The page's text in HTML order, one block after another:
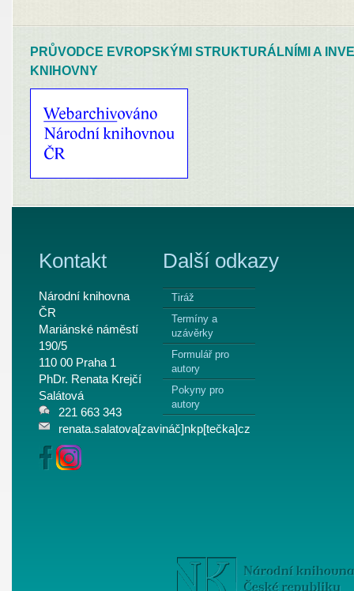
PRŮVODCE EVROPSKÝMI STRUKTURÁLNÍMI A
KNIHOVNY
Kontakt
Národní knihovna
ČR
Mariánské náměstí
190/5
110 00 Praha 1
PhDr. Renata Krejčí
Salátová
221 663 343
renata.salatova[zavináč]nkp[tečka]cz
Další odkazy
Tiráž
Termíny a
uzávěrky
Formulář pro
autory
Pokyny pro
autory